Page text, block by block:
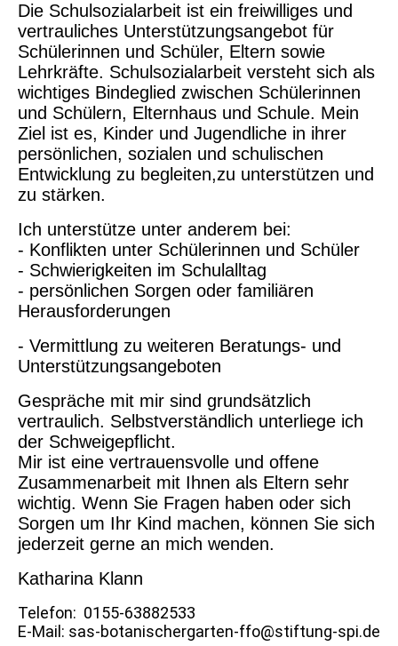
Die Schulsozialarbeit ist ein freiwilliges und
vertrauliches Unterstützungsangebot für
Schülerinnen und Schüler, Eltern sowie
Lehrkräfte. Schulsozialarbeit versteht sich als
wichtiges Bindeglied zwischen Schülerinnen
und Schülern, Elternhaus und Schule. Mein
Ziel ist es, Kinder und Jugendliche in ihrer
persönlichen, sozialen und schulischen
Entwicklung zu begleiten,zu unterstützen und
zu stärken.
Ich unterstütze unter anderem bei:
- Konflikten unter Schülerinnen und Schüler
- Schwierigkeiten im Schulalltag
- persönlichen Sorgen oder familiären
Herausforderungen
- Vermittlung zu weiteren Beratungs- und
Unterstützungsangeboten
Gespräche mit mir sind grundsätzlich
vertraulich. Selbstverständlich unterliege ich
der Schweigepflicht.
Mir ist eine vertrauensvolle und offene
Zusammenarbeit mit Ihnen als Eltern sehr
wichtig. Wenn Sie Fragen haben oder sich
Sorgen um Ihr Kind machen, können Sie sich
jederzeit gerne an mich wenden.
Katharina Klann
Telefon: 0155-63882533
E-Mail: sas-botanischergarten-ffo@stiftung-spi.de